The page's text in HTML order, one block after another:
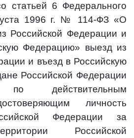
статьей 6 Федерального
1996 г. № 114-ФЗ «О
Российской Федерации и
Федерацию» выезд из
и въезд в Российскую
Российской Федерации
по действительным
личность
Федерации за
Российской